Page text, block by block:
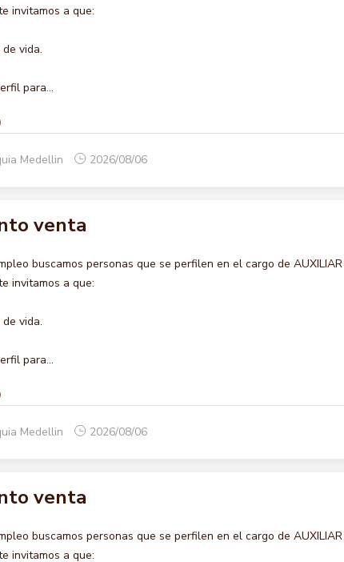
invitamos a que:
vida.
para...
Medellin 2026/08/06
venta
buscamos personas que se perfilen en el cargo de
invitamos a que:
vida.
para...
Medellin 2026/08/06
venta
buscamos personas que se perfilen en el cargo de
invitamos a que: